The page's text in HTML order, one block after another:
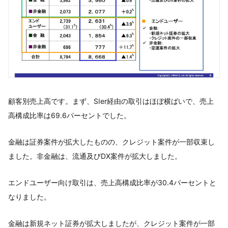
顧客別売上高です。まず、SIer経由の取引はほぼ横ばいで、売上
高構成比率は69.6パーセントでした。
金融は証券案件が拡大したものの、クレジット案件が一部収束し
ました。非金融は、流通及びDX案件が拡大しました。
エンドユーザー向け取引は、売上高構成比率が30.4パーセントと
なりました。
金融は新規ネット証券が拡大しましたが、クレジット案件が一部